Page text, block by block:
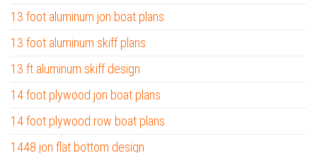
13 foot aluminum jon boat plans
13 foot aluminum skiff plans
13 ft aluminum skiff design
14 foot plywood jon boat plans
14 foot plywood row boat plans
1448 jon flat bottom design